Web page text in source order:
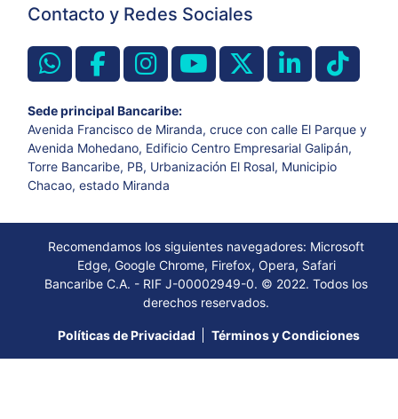
Contacto y Redes Sociales
Sede principal Bancaribe:
Avenida Francisco de Miranda, cruce con calle El Parque y
Avenida Mohedano, Edificio Centro Empresarial Galipán,
Torre Bancaribe, PB, Urbanización El Rosal, Municipio
Chacao, estado Miranda
Recomendamos los siguientes navegadores: Microsoft
Edge, Google Chrome, Firefox, Opera, Safari
Bancaribe C.A. - RIF J-00002949-0. © 2022. Todos los
derechos reservados.
Políticas de Privacidad Términos y Condiciones